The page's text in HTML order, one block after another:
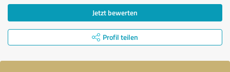
Jetzt bewerten
Profil teilen